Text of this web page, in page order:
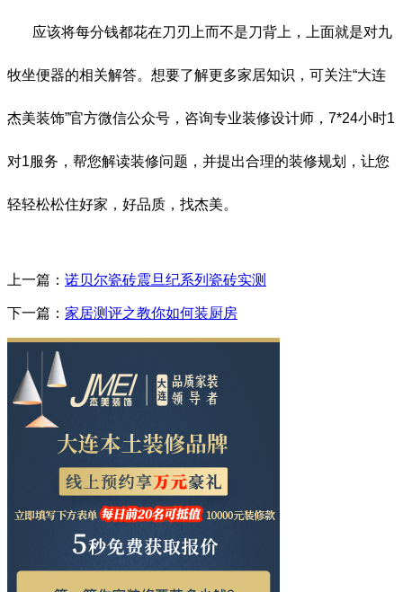
应该将每分钱都花在刀刃上而不是刀背上，上面就是对九
牧坐便器的相关解答。想要了解更多家居知识，可关注“大连
杰美装饰”官方微信公众号，咨询专业装修设计师， 7*24小时1
对1服务，帮您解读装修问题，并提出合理的装修规划，让您
轻轻松松住好家，好品质，找杰美。
上一篇： 诺贝尔瓷砖震旦纪系列瓷砖实测
下一篇： 家居测评之教你如何装厨房